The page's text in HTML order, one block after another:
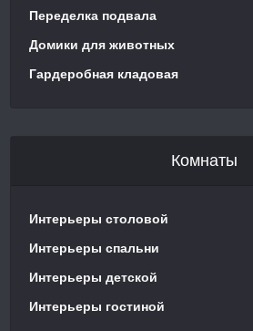
Переделка подвала
Домики для животных
Гардеробная кладовая
Комнаты
Интерьеры столовой
Интерьеры спальни
Интерьеры детской
Интерьеры гостиной